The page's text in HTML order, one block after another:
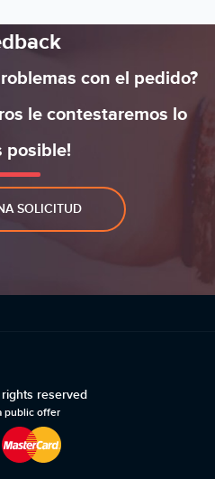
con el pedido?
le contestaremos lo
posible!
SOLICITUD
reserved
public offer